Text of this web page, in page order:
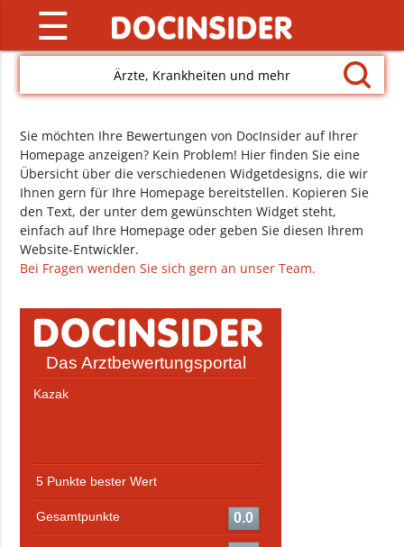
☰
Ärzte, Krankheiten und mehr
Sie möchten Ihre Bewertungen von DocInsider auf Ihrer
Homepage anzeigen? Kein Problem! Hier finden Sie eine
Übersicht über die verschiedenen Widgetdesigns, die wir
Ihnen gern für Ihre Homepage bereitstellen. Kopieren Sie
den Text, der unter dem gewünschten Widget steht,
einfach auf Ihre Homepage oder geben Sie diesen Ihrem
Website-Entwickler.
Bei Fragen wenden Sie sich gern an unser Team.